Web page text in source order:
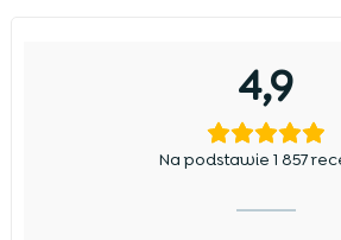
4,9
Na podstawie 1 857